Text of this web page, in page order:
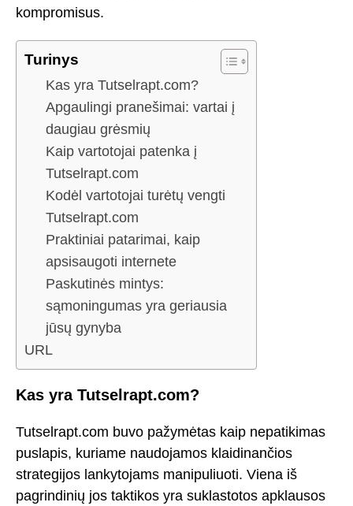
kompromisus.
Turinys
Kas yra Tutselrapt.com?
Apgaulingi pranešimai: vartai į
daugiau grėsmių
Kaip vartotojai patenka į
Tutselrapt.com
Kodėl vartotojai turėtų vengti
Tutselrapt.com
Praktiniai patarimai, kaip
apsisaugoti internete
Paskutinės mintys:
sąmoningumas yra geriausia
jūsų gynyba
URL
Kas yra Tutselrapt.com?
Tutselrapt.com buvo pažymėtas kaip nepatikimas
puslapis, kuriame naudojamos klaidinančios
strategijos lankytojams manipuliuoti. Viena iš
pagrindinių jos taktikos yra suklastotos apklausos